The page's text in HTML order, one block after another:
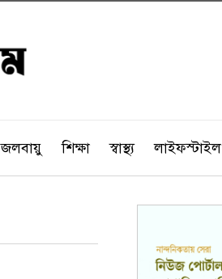
জলবায়ু শিক্ষা স্বাস্থ্য লাইফস্টাইল